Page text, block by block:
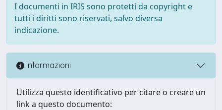
I documenti in IRIS sono protetti da copyright e
tutti i diritti sono riservati, salvo diversa
indicazione.
Informazioni
Utilizza questo identificativo per citare o creare un
link a questo documento: